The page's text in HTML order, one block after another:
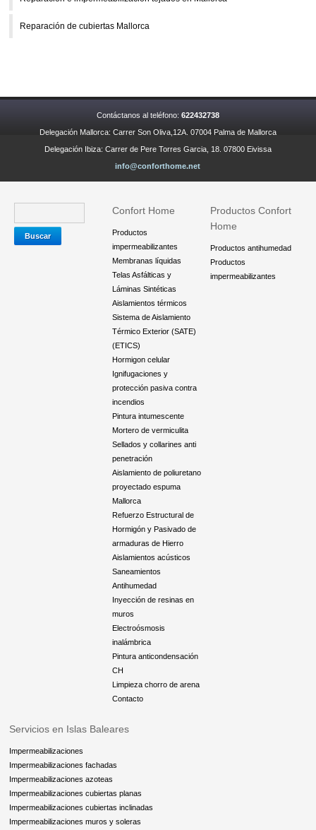
Reparación de cubiertas Mallorca
Contáctanos al teléfono: 622432738
Delegación Mallorca: Carrer Son Oliva,12A. 07004 Palma de Mallorca
Delegación Ibiza: Carrer de Pere Torres Garcia, 18. 07800 Eivissa
info@conforthome.net
Confort Home
Productos
impermeabilizantes
Membranas líquidas
Telas Asfálticas y
Láminas Sintéticas
Aislamientos térmicos
Sistema de Aislamiento
Térmico Exterior (SATE)
(ETICS)
Hormigon celular
Ignifugaciones y
protección pasiva contra
incendios
Pintura intumescente
Mortero de vermiculita
Sellados y collarines anti
penetración
Aislamiento de poliuretano
proyectado espuma
Mallorca
Refuerzo Estructural de
Hormigón y Pasivado de
armaduras de Hierro
Aislamientos acústicos
Saneamientos
Antihumedad
Inyección de resinas en
muros
Electroósmosis
inalámbrica
Pintura anticondensación
CH
Limpieza chorro de arena
Contacto
Productos Confort
Home
Productos antihumedad
Productos
impermeabilizantes
Servicios en Islas Baleares
Impermeabilizaciones
Impermeabilizaciones fachadas
Impermeabilizaciones azoteas
Impermeabilizaciones cubiertas planas
Impermeabilizaciones cubiertas inclinadas
Impermeabilizaciones muros y soleras